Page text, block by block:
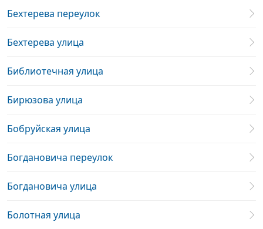
Бехтерева переулок
Бехтерева улица
Библиотечная улица
Бирюзова улица
Бобруйская улица
Богдановича переулок
Богдановича улица
Болотная улица